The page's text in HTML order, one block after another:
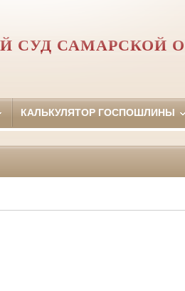
СУД САМАРСКОЙ
КАЛЬКУЛЯТОР ГОСПОШЛИНЫ